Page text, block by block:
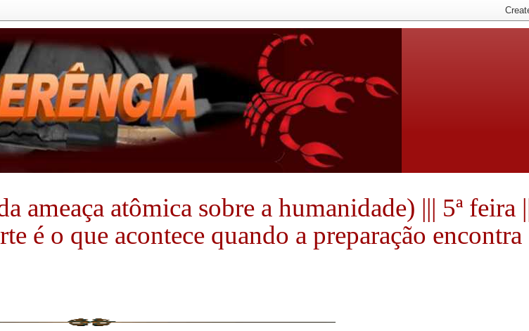
ameaça atômica sobre a humanidade) ||| 5ª feira
é o que acontece quando a preparação encontra